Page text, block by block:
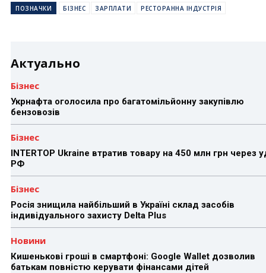
ПОЗНАЧКИ БІЗНЕС ЗАРПЛАТИ РЕСТОРАННА ІНДУСТРІЯ
Актуально
Бізнес
Укрнафта оголосила про багатомільйонну закупівлю
бензовозів
Бізнес
INTERTOP Ukraine втратив товару на 450 млн грн через
РФ
Бізнес
Росія знищила найбільший в Україні склад засобів
індивідуального захисту Delta Plus
Новини
Кишенькові гроші в смартфоні: Google Wallet дозволив
батькам повністю керувати фінансами дітей